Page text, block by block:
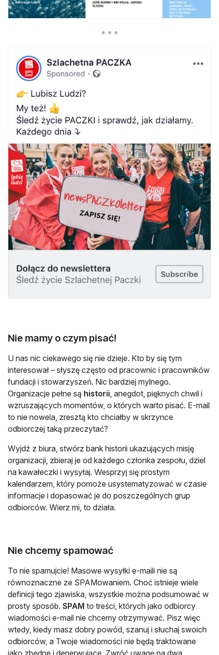
Nie mamy o czym pisać!
U nas nic ciekawego się nie dzieje. Kto by się tym
interesował – słyszę często od pracownic i pracowników
fundacji i stowarzyszeń. Nic bardziej mylnego.
Organizacje pełne są historii , anegdot, pięknych chwil i
wzruszających momentów, o których warto pisać. E-mail
to nie nowela, zresztą kto chciałby w skrzynce
odbiorczej taką przeczytać?
Wyjdź z biura, stwórz bank historii ukazujących misję
organizacji, zbieraj je od każdego członka zespołu, dziel
na kawałeczki i wysyłaj. Wesprzyj się prostym
kalendarzem, który pomoże usystematyzować w czasie
informacje i dopasować je do poszczególnych grup
odbiorców. Wierz mi, to działa.
Nie chcemy spamować
To nie spamujcie! Masowe wysyłki e-maili nie są
równoznaczne ze SPAMowaniem. Choć istnieje wiele
definicji tego zjawiska, wszystkie można podsumować w
prosty sposób. SPAM to treści, których jako odbiorcy
wiadomości e-mail nie chcemy otrzymywać. Pisz więc
wtedy, kiedy masz dobry powód, szanuj i słuchaj swoich
odbiorców, a Twoje wiadomości nie będą traktowane
jako zbędne i denerwujące. Zwróć uwagę na dwa